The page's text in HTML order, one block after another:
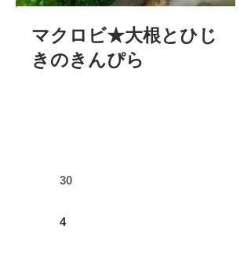
マクロビ★大根とひじ
きのきんぴら
30
4